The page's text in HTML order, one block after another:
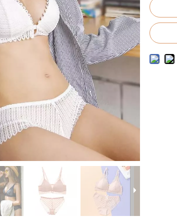
baño para hombres
para niños